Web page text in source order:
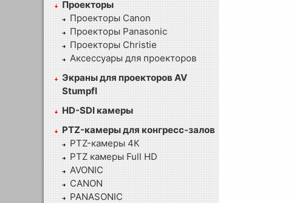
Проекторы
Проекторы Canon
Проекторы Panasonic
Проекторы Christie
Аксессуары для проекторов
Экраны для проекторов AV
Stumpfl
HD-SDI камеры
PTZ-камеры для конгресс-залов
PTZ-камеры 4К
PTZ камеры Full HD
AVONIC
CANON
PANASONIC